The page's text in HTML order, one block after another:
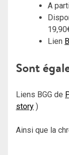
A
Lien
Sont
Liens BGG de
story )
Ainsi que la